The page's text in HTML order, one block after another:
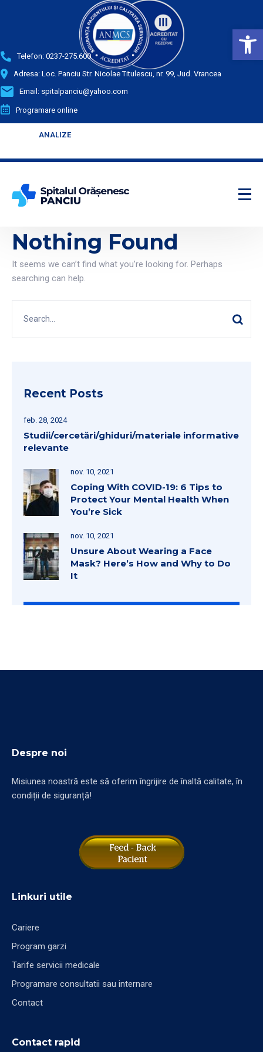
Deschide bara de unelte
Telefon: 0237-275.600
Adresa: Loc. Panciu Str. Nicolae Titulescu, nr. 99, Jud. Vrancea
Email: spitalpanciu@yahoo.com
Programare online
ANALIZE
Nothing Found
It seems we can’t find what you’re looking for. Perhaps
searching can help.
Recent Posts
feb. 28, 2024
Studii/cercetări/ghiduri/materiale informative
relevante
nov. 10, 2021
Coping With COVID-19: 6 Tips to
Protect Your Mental Health When
You’re Sick
nov. 10, 2021
Unsure About Wearing a Face
Mask? Here’s How and Why to Do
It
Despre noi
Misiunea noastră este să oferim îngrijire de înaltă calitate, în
condiții de siguranță!
Linkuri utile
Cariere
Program garzi
Tarife servicii medicale
Programare consultatii sau internare
Contact
Contact rapid